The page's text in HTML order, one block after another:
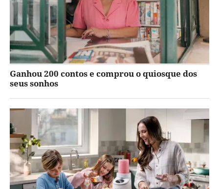
Ganhou 200 contos e comprou o quiosque dos
seus sonhos